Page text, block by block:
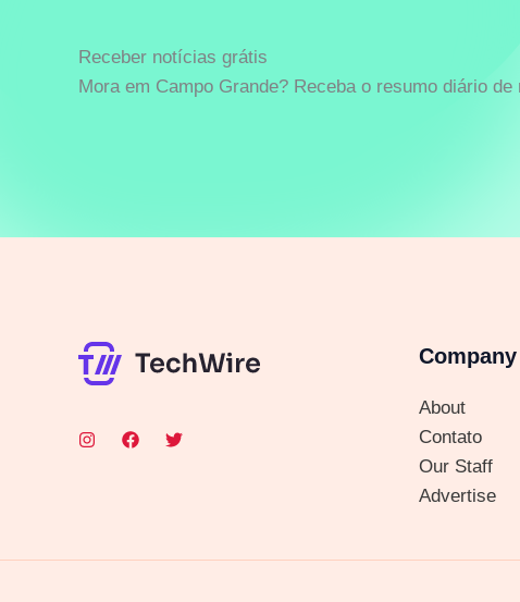
Receber notícias grátis
Mora em Campo Grande? Receba o resumo diário de
Company
About
Contato
Our Staff
Advertise